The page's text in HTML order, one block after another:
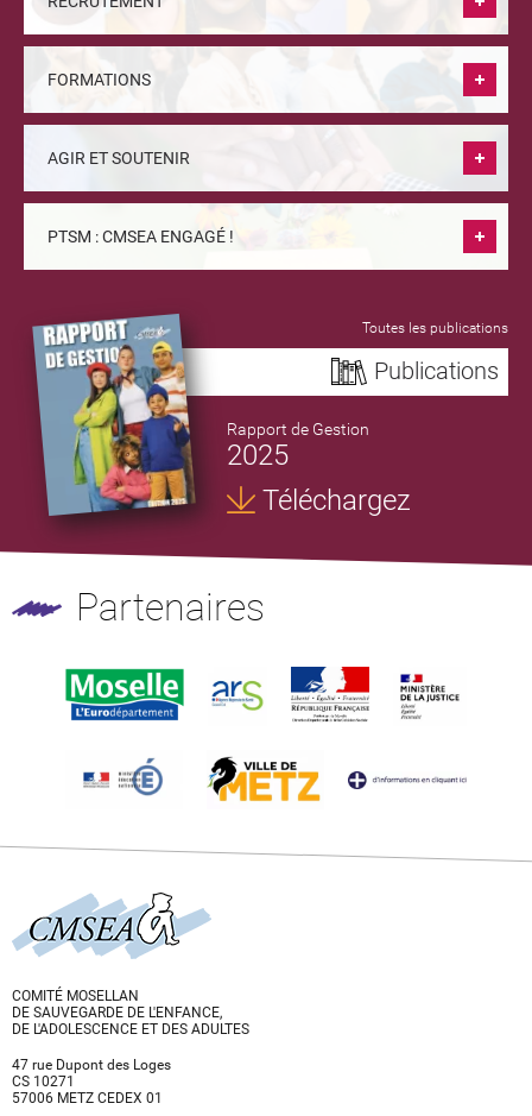
FORMATIONS
AGIR ET SOUTENIR
PTSM : CMSEA ENGAGÉ !
Toutes les publications
Publications
Rapport de Gestion
2025
Téléchargez
Partenaires
COMITÉ MOSELLAN
DE SAUVEGARDE DE L'ENFANCE,
DE L'ADOLESCENCE ET DES ADULTES
47 rue Dupont des Loges
CS 10271
57006 METZ CEDEX 01